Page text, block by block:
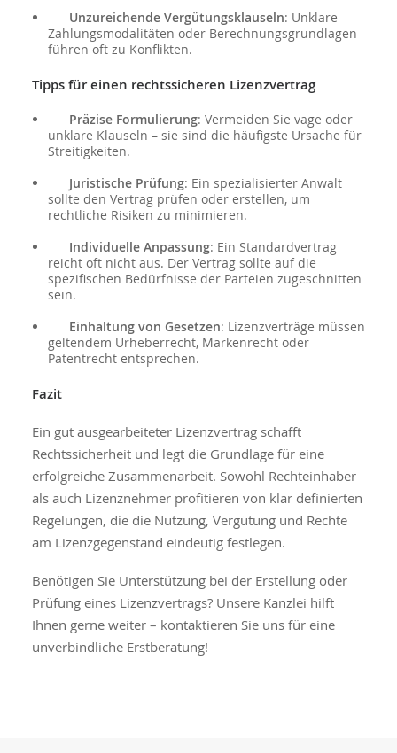
Unzureichende Vergütungsklauseln: Unklare
Zahlungsmodalitäten oder Berechnungsgrundlagen
führen oft zu Konflikten.
Tipps für einen rechtssicheren Lizenzvertrag
Präzise Formulierung: Vermeiden Sie vage oder
unklare Klauseln – sie sind die häufigste Ursache für
Streitigkeiten.
Juristische Prüfung: Ein spezialisierter Anwalt
sollte den Vertrag prüfen oder erstellen, um
rechtliche Risiken zu minimieren.
Individuelle Anpassung: Ein Standardvertrag
reicht oft nicht aus. Der Vertrag sollte auf die
spezifischen Bedürfnisse der Parteien zugeschnitten
sein.
Einhaltung von Gesetzen: Lizenzverträge müssen
geltendem Urheberrecht, Markenrecht oder
Patentrecht entsprechen.
Fazit
Ein gut ausgearbeiteter Lizenzvertrag schafft
Rechtssicherheit und legt die Grundlage für eine
erfolgreiche Zusammenarbeit. Sowohl Rechteinhaber
als auch Lizenznehmer profitieren von klar definierten
Regelungen, die die Nutzung, Vergütung und Rechte
am Lizenzgegenstand eindeutig festlegen.
Benötigen Sie Unterstützung bei der Erstellung oder
Prüfung eines Lizenzvertrags? Unsere Kanzlei hilft
Ihnen gerne weiter – kontaktieren Sie uns für eine
unverbindliche Erstberatung!